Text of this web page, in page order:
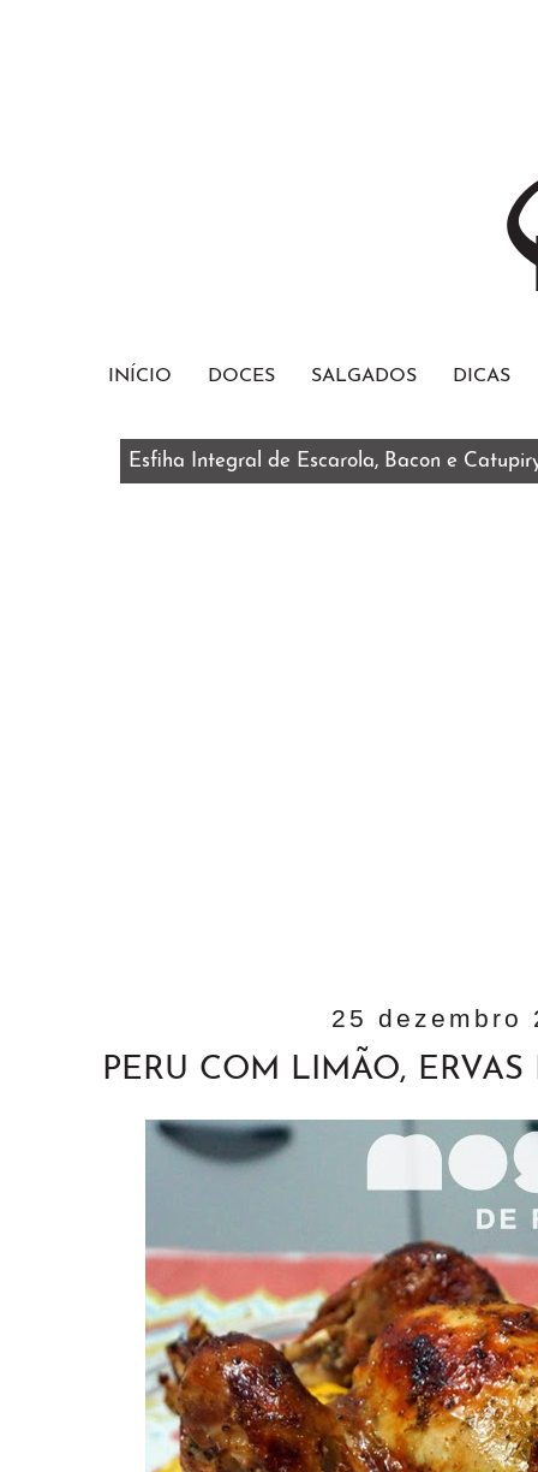
INÍCIO DOCES SALGADOS DICAS
Esfiha Integral de Escarola, Bacon e
25 dezembro
PERU COM LIMÃO,